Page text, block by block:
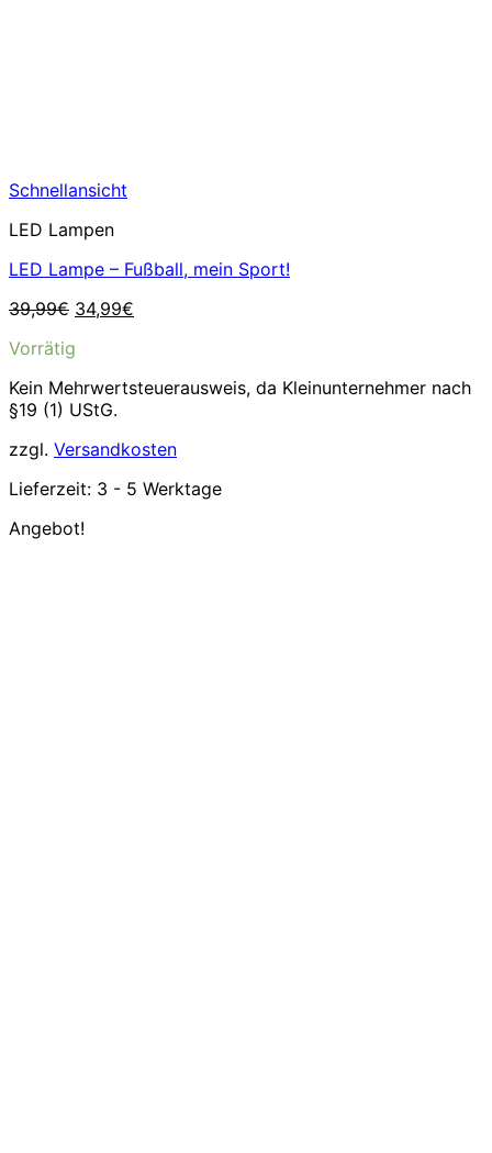
Schnellansicht
LED Lampen
LED Lampe – Fußball, mein Sport!
39,99€ Ursprünglicher
war:
34,99€
Vorrätig
Kein Mehrwertsteuerausweis, da Kleinunternehmer nach
§19 (1) UStG.
zzgl. Versandkosten
Lieferzeit: 3 - 5 Werktage
Angebot!